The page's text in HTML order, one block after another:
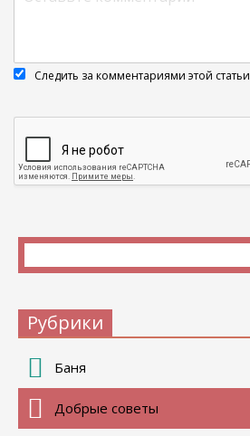
Следить за комментариями этой статьи
Рубрики
Баня
Добрые советы